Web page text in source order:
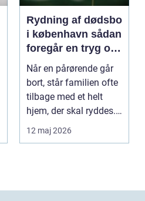
Rydning af dødsbo
i københavn sådan
foregår en tryg og
effektiv proces
Når en pårørende går
bort, står familien ofte
tilbage med et helt
hjem, der skal ryddes.
Møbler, per...
12 maj 2026